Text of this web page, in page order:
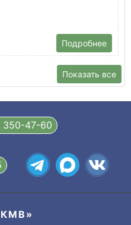
Подробнее
Показать все
350-47-60